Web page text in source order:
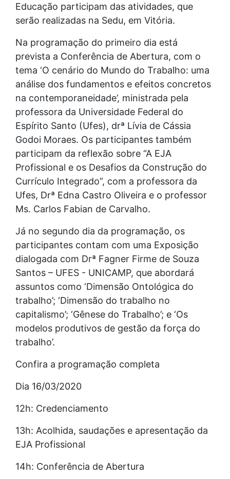
Educação participam das atividades, que
serão realizadas na Sedu, em Vitória.
Na programação do primeiro dia está
prevista a Conferência de Abertura, com o
tema ‘O cenário do Mundo do Trabalho: uma
análise dos fundamentos e efeitos concretos
na contemporaneidade’, ministrada pela
professora da Universidade Federal do
Espírito Santo (Ufes), drª Lívia de Cássia
Godoi Moraes. Os participantes também
participam da reflexão sobre “A EJA
Profissional e os Desafios da Construção do
Currículo Integrado”, com a professora da
Ufes, Drª Edna Castro Oliveira e o professor
Ms. Carlos Fabian de Carvalho.
Já no segundo dia da programação, os
participantes contam com uma Exposição
dialogada com Drª Fagner Firme de Souza
Santos – UFES - UNICAMP, que abordará
assuntos como ‘Dimensão Ontológica do
trabalho’; ‘Dimensão do trabalho no
capitalismo’; ‘Gênese do Trabalho’; e ‘Os
modelos produtivos de gestão da força do
trabalho’.
Confira a programação completa
Dia 16/03/2020
12h: Credenciamento
13h: Acolhida, saudações e apresentação da
EJA Profissional
14h: Conferência de Abertura